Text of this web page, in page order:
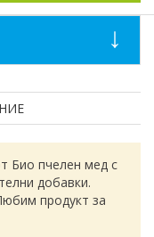
Био пчелен мед с
добавки.
продукт за